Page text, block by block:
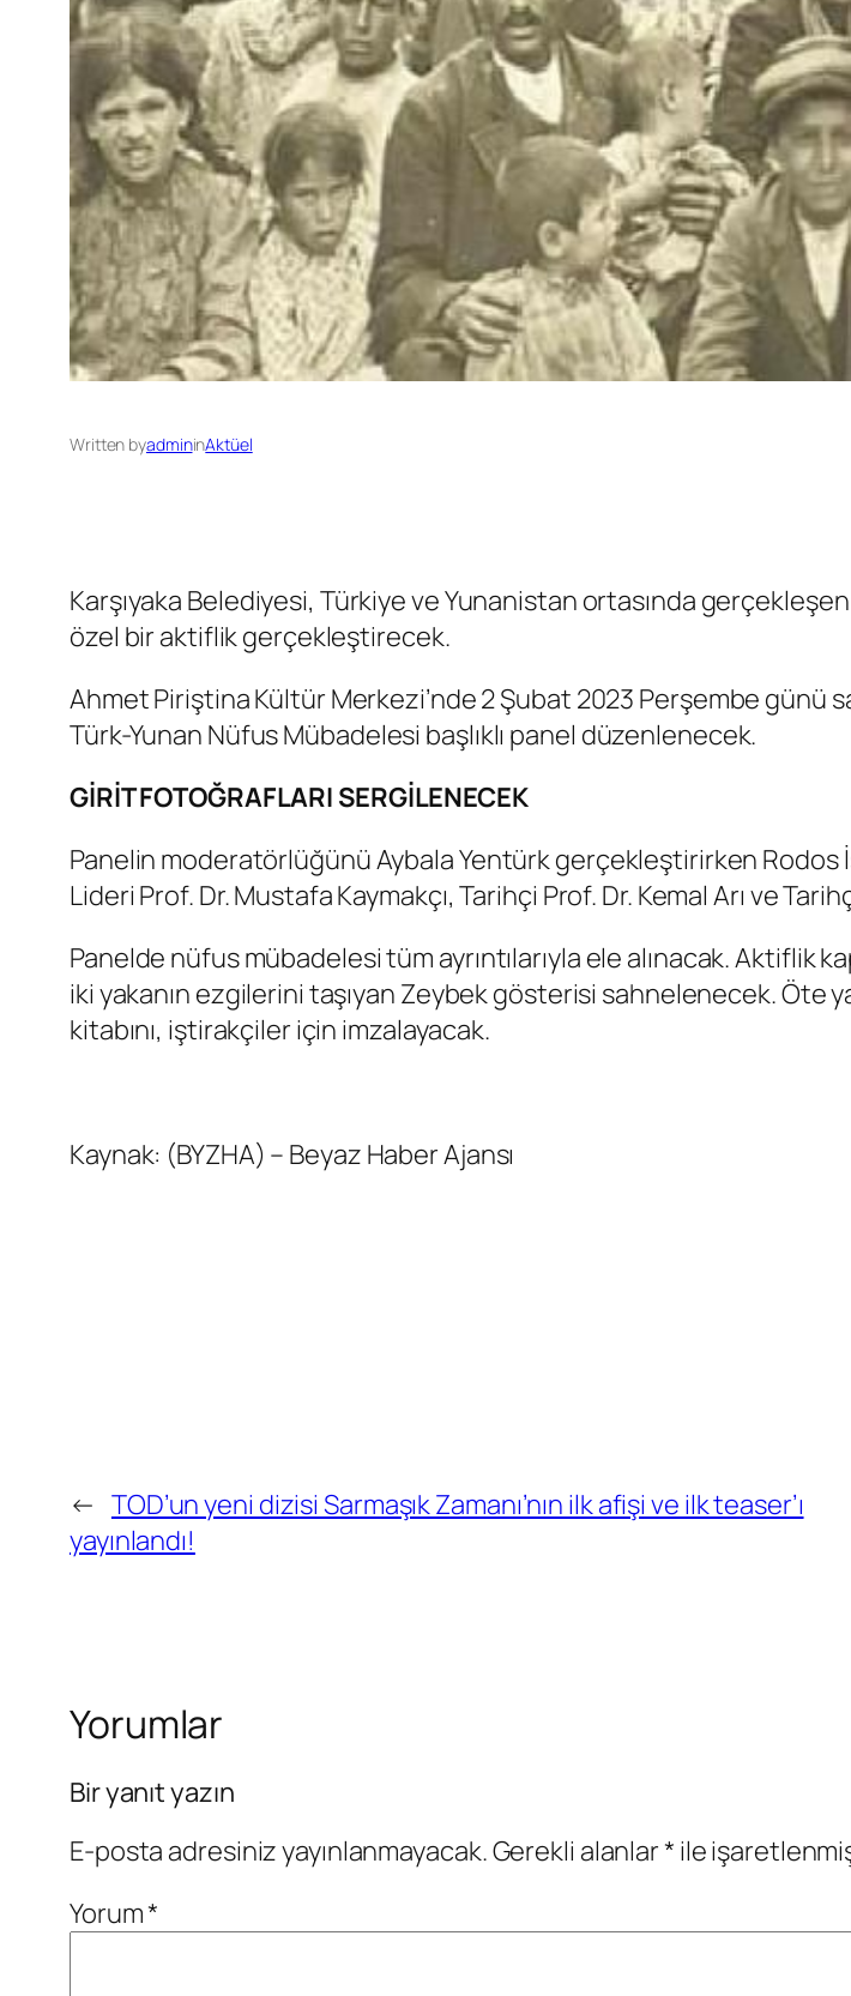
Written byadmininAktüel
Karşıyaka Belediyesi, Türkiye ve Yunanistan ortasında
özel bir aktiflik gerçekleştirecek.
Ahmet Piriştina Kültür Merkezi’nde 2 Şubat 2023 Perşembe günü
Türk-Yunan Nüfus Mübadelesi başlıklı panel düzenlenecek.
GİRİT FOTOĞRAFLARI SERGİLENECEK
Panelin moderatörlüğünü Aybala Yentürk gerçekleştirirken Rodos
Lideri Prof. Dr. Mustafa Kaymakçı, Tarihçi Prof. Dr. Kemal Arı ve
Panelde nüfus mübadelesi tüm ayrıntılarıyla ele alınacak. Aktiflik
iki yakanın ezgilerini taşıyan Zeybek gösterisi sahnelenecek. Öte
kitabını, iştirakçiler için imzalayacak.
Kaynak: (BYZHA) – Beyaz Haber Ajansı
← TOD’un yeni dizisi Sarmaşık Zamanı’nın ilk afişi ve ilk teaser’ı
yayınlandı!
Yorumlar
Bir yanıt yazın
E-posta adresiniz yayınlanmayacak.Gerekli alanlar* ile
Yorum*